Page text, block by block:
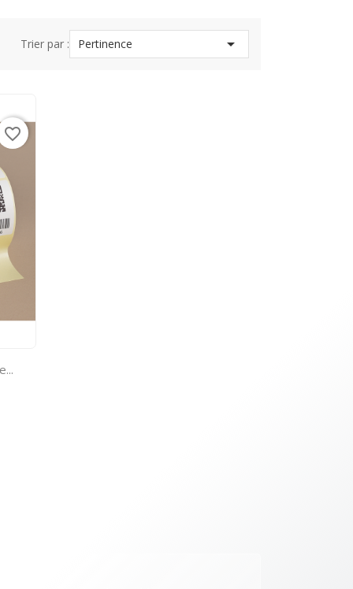
Trier par : Pertinence 
favorite_border